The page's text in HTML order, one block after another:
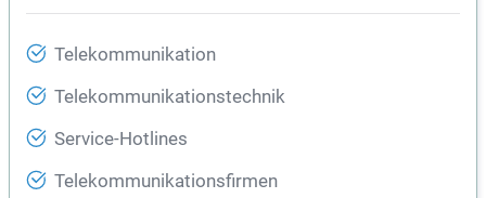
Telekommunikation
Telekommunikationstechnik
Service-Hotlines
Telekommunikationsfirmen